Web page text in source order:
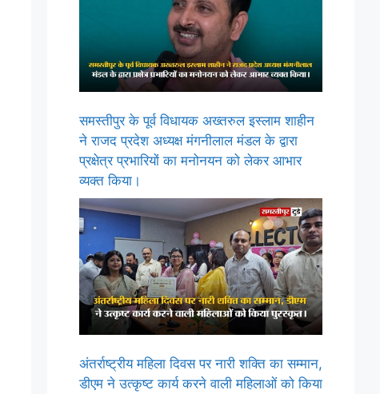
समस्तीपुर के पूर्व विधायक अख्तरुल इस्लाम शाहीन
ने राजद प्रदेश अध्यक्ष मंगनीलाल मंडल के द्वारा
प्रक्षेत्र प्रभारियों का मनोनयन को लेकर आभार
व्यक्त किया।
अंतर्राष्ट्रीय महिला दिवस पर नारी शक्ति का सम्मान,
डीएम ने उत्कृष्ट कार्य करने वाली महिलाओं को किया